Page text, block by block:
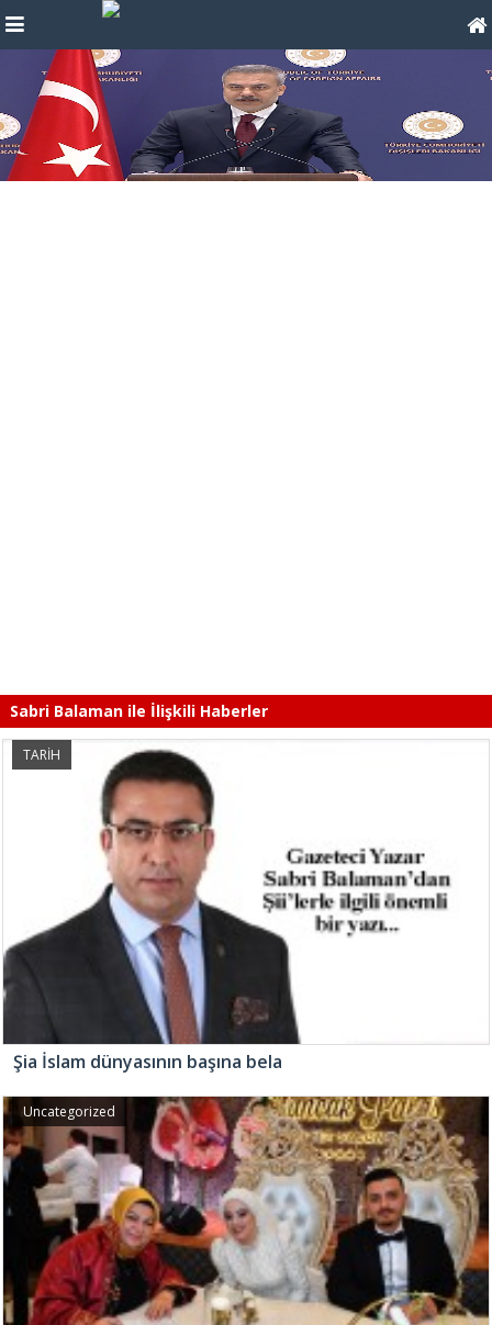
Sabri Balaman ile İlişkili Haberler
TARİH
Şia İslam dünyasının başına bela
Uncategorized